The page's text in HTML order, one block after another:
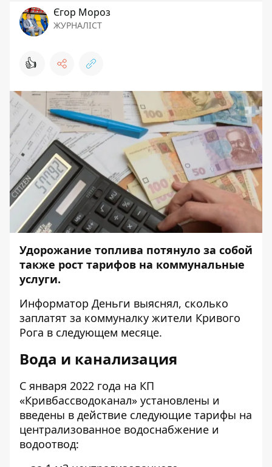
Єгор Мороз
ЖУРНАЛІСТ
👍
Удорожание топлива потянуло за собой
также рост тарифов на коммунальные
услуги.
Информатор Деньги выяснял, сколько
заплатят за коммуналку жители Кривого
Рога в следующем месяце.
Вода и канализация
С января 2022 года на КП
«Кривбассводоканал» установлены и
введены в действие следующие тарифы на
централизованное водоснабжение и
водоотвод: